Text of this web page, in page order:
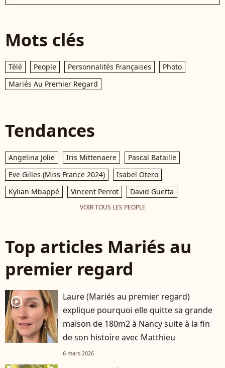
Mots clés
Télé People Personnalités Françaises
Photo
Mariés Au Premier Regard
Tendances
Angelina Jolie Iris Mittenaere
Pascal Bataille
Eve Gilles (Miss France 2024)
Isabel Otero
Kylian Mbappé
Vincent Perrot David Guetta
VOIR TOUS LES PEOPLE
Top articles Mariés au
premier regard
player2
Laure (Mariés au premier regard)
explique pourquoi elle quitte sa grande
maison de 180m2 à Nancy suite à la fin
de son histoire avec Matthieu
6 mars 2026